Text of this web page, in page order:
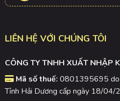
LIÊN HỆ VỚI CHÚNG TÔI
CÔNG TY TNHH XUẤT NHẬP
Mã số thuế: 0801395695 do
Tỉnh Hải Dương cấp ngày 18/04/